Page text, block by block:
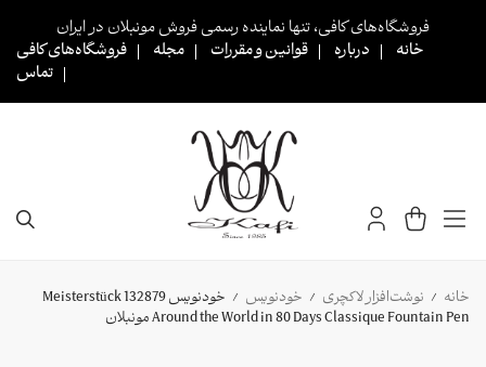
فروشگاه‌های کافی، تنها نماینده رسمی فروش مونبلان در ایران
خانه
درباره قوانین و مقررات مجله
فروشگاه‌های کافی
تماس
خانه / نوشت‌افزار لاکچری / خودنویس /
خودنویس 132879 Meisterstück
Around the World in 80 Days Classique Fountain Pen مونبلان